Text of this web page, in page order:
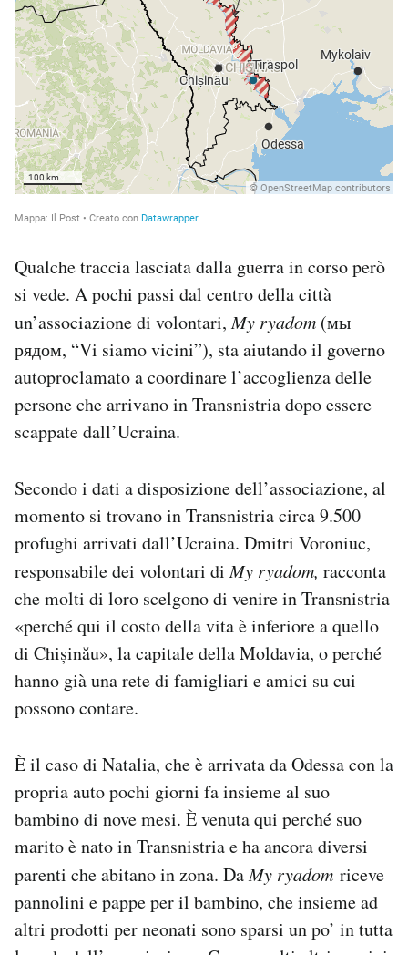
Qualche traccia lasciata dalla guerra in corso però
si vede. A pochi passi dal centro della città
un’associazione di volontari,My ryadom (мы
рядом, “Vi siamo vicini”), sta aiutando il governo
autoproclamato a coordinare l’accoglienza delle
persone che arrivano in Transnistria dopo essere
scappate dall’Ucraina.
Secondo i dati a disposizione dell’associazione, al
momento si trovano in Transnistria circa 9.500
profughi arrivati dall’Ucraina. Dmitri Voroniuc,
responsabile dei volontari diMy ryadom, racconta
che molti di loro scelgono di venire in Transnistria
«perché qui il costo della vita è inferiore a quello
di Chișinău», la capitale della Moldavia, o perché
hanno già una rete di famigliari e amici su cui
possono contare.
È il caso di Natalia, che è arrivata da Odessa con la
propria auto pochi giorni fa insieme al suo
bambino di nove mesi. È venuta qui perché suo
marito è nato in Transnistria e ha ancora diversi
parenti che abitano in zona. DaMy ryadom riceve
pannolini e pappe per il bambino, che insieme ad
altri prodotti per neonati sono sparsi un po’ in tutta